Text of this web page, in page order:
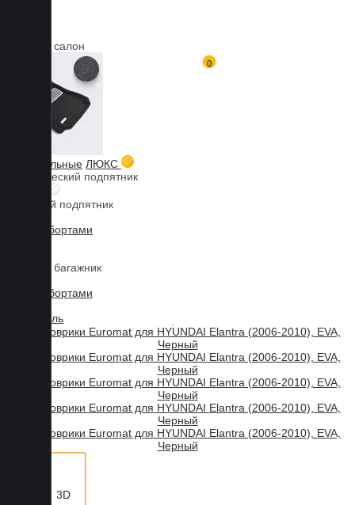
0
Коврики в салон
3D текстильные ЛЮКС
Металлический подпятник
Резиновый подпятник
3D Eva с бортами
Коврики в багажник
3D Eva с бортами
3D Текстиль
Главная Каталог товаров
3D коврики Euromat для Elantra (2006-2010), EVA, Черный
Мы используем файлы cookies, продолжая пользоваться сайтом,
вы принимаете нашу